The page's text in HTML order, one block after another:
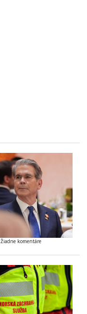
Žiadne komentáre